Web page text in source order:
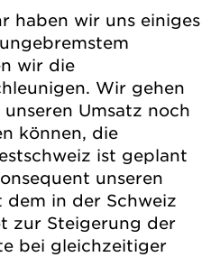
haben wir uns einiges
wir die
Wir gehen
Umsatz noch
können, die
ist geplant
unseren
dem in der Schweiz
zur Steigerung der
bei gleichzeitiger